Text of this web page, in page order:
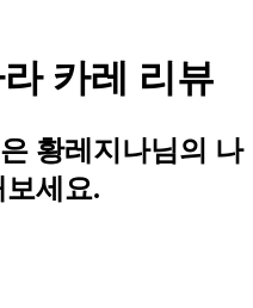
카레 리뷰
황레지나님의 나
세요.